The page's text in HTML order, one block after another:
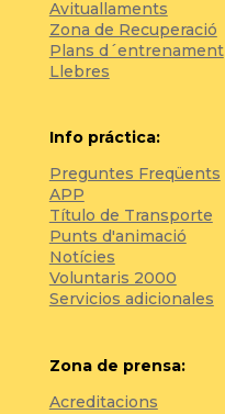
Avituallaments
Zona de Recuperació
Plans d´entrenament
Llebres
Info práctica:
Preguntes Freqüents
APP
Título de Transporte
Punts d'animació
Notícies
Voluntaris 2000
Servicios adicionales
Zona de prensa:
Acreditacions